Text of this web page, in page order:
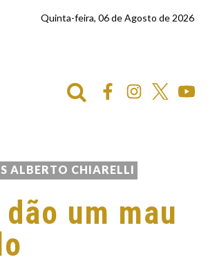
Quinta-feira, 06 de Agosto de 2026
ALBERTO CHIARELLI
dão um mau